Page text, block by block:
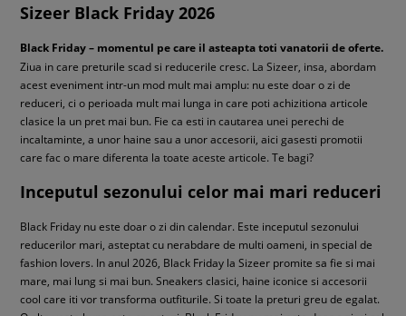
Sizeer Black Friday 2026
Black Friday – momentul pe care il asteapta toti vanatorii de oferte.
Ziua in care preturile scad si reducerile cresc. La Sizeer, insa, abordam
acest eveniment intr-un mod mult mai amplu: nu este doar o zi de
reduceri, ci o perioada mult mai lunga in care poti achizitiona articole
clasice la un pret mai bun. Fie ca esti in cautarea unei perechi de
incaltaminte, a unor haine sau a unor accesorii, aici gasesti promotii
care fac o mare diferenta la toate aceste articole. Te bagi?
Inceputul sezonului celor mai mari reduceri
Black Friday nu este doar o zi din calendar. Este inceputul sezonului
reducerilor mari, asteptat cu nerabdare de multi oameni, in special de
fashion lovers. In anul 2026, Black Friday la Sizeer promite sa fie si mai
mare, mai lung si mai bun. Sneakers clasici, haine iconice si accesorii
cool care iti vor transforma outfiturile. Si toate la preturi greu de egalat.